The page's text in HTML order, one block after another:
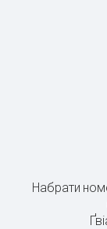
Набрати